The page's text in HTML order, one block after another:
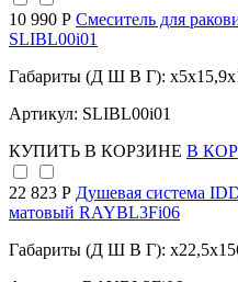
10 990 Р Смеситель для
SLIBL00i01
Габариты (Д Ш В Г):
Артикул: SLIBL00i01
КУПИТЬ В КОРЗИНЕ В
22 823 Р Душевая система
матовый RAYBL3Fi06
Габариты (Д Ш В Г):